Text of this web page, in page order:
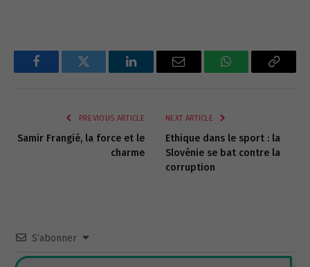
FacebookTwitter LinkedInEmail WhatsAppCopy
PREVIOUS ARTICLE
Samir Frangié, la force et le
charme
NEXT ARTICLE
Ethique dans le sport : la
Slovénie se bat contre la
corruption
S’abonner